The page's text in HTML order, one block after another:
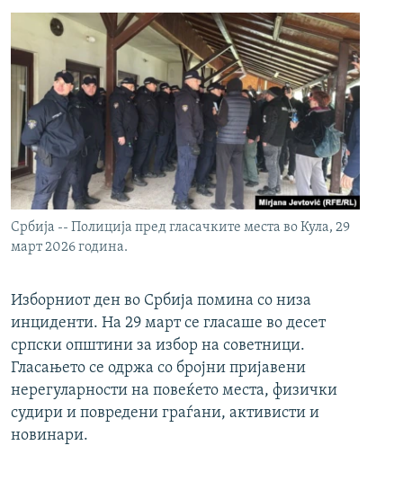
Србија -- Полиција пред гласачките места во Кула, 29
март 2026 година.
Изборниот ден во Србија помина со низа
инциденти. На 29 март се гласаше во десет
српски општини за избор на советници.
Гласањето се одржа со бројни пријавени
нерегуларности на повеќето места, физички
судири и повредени граѓани, активисти и
новинари.